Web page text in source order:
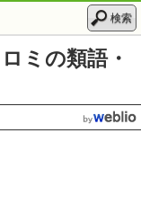
検索
ミの類語・